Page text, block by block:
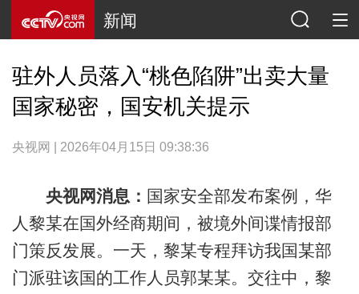
新闻
驻外人员落入“桃色陷阱”出卖大量
国家秘密，国安机关提示
央视网 | 2026年04月15日 09:38:36
央视网消息： 国家安全部发布案例，华
人黎某在国外经商期间，被境外间谍情报部
门策反发展。一天，黎某专程拜访我国某部
门派驻该国的工作人员郭某某。交往中，黎